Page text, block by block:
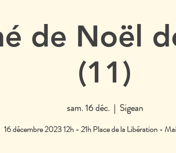
de Noël
(11)
sam. 16 déc.
  |
Sigean
16 décembre 2023 12h - 21h Place de la Libération -